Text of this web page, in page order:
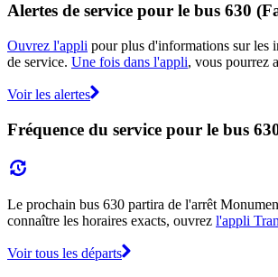
Alertes de service pour le bus 630
Ouvrez l'appli pour plus d'informations sur les
de service. Une fois dans l'appli, vous pourrez
Voir les alertes
Fréquence du service pour le bus
Le prochain bus 630 partira de l'arrêt
connaître les horaires exacts, ouvrez l'appli
Voir tous les départs